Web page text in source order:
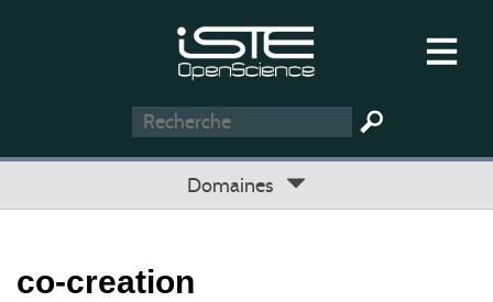
Domaines
co-creation